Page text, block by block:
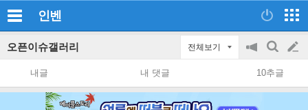
인벤
오픈이슈갤러리 전체보기
공
지
on/off
검
색
글
쓰
내글 내 댓글 10추글